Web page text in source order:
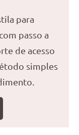
para
passo a
de acesso
simples